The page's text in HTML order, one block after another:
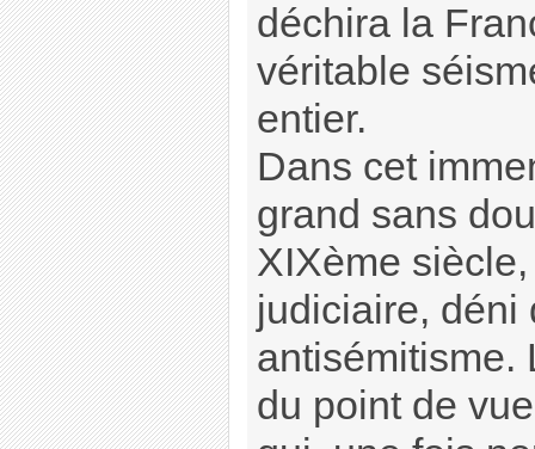
déchira la
véritable
entier.
Dans cet
grand sans
XIXème
judiciaire, déni
antisémitisme.
du point de